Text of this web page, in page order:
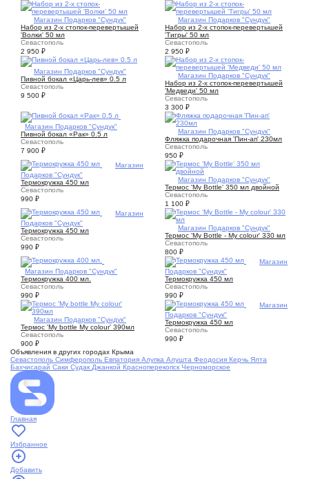
Магазин Подарков "Сундук"
Набор из 2-х стопок-перевертышей
'Волки' 50 мл
Севастополь
2 950 ₽
Магазин Подарков "Сундук"
Набор из 2-х стопок-перевертышей
'Тигры' 50 мл
Севастополь
2 950 ₽
Магазин Подарков "Сундук"
Пивной бокал «Царь-лев» 0.5 л
Севастополь
9 500 ₽
Магазин Подарков "Сундук"
Набор из 2-х стопок-перевертышей
'Медведи' 50 мл
Севастополь
3 300 ₽
Магазин Подарков "Сундук"
Пивной бокал «Рак» 0.5 л
Севастополь
7 900 ₽
Магазин Подарков "Сундук"
Фляжка подарочная 'Пин-ап' 230мл
Севастополь
950 ₽
Магазин
Подарков "Сундук"
Термокружка 450 мл
Севастополь
990 ₽
Магазин Подарков "Сундук"
Термос 'My Bottle' 350 мл двойной
Севастополь
1 100 ₽
Магазин
Подарков "Сундук"
Термокружка 450 мл
Севастополь
990 ₽
Магазин Подарков "Сундук"
Термос 'My Bottle - My colour' 330 мл
Севастополь
800 ₽
Магазин Подарков "Сундук"
Термокружка 400 мл.
Севастополь
990 ₽
Магазин
Подарков "Сундук"
Термокружка 450 мл
Севастополь
990 ₽
Магазин Подарков "Сундук"
Термос 'My bottle My colour' 390мл
Севастополь
900 ₽
Магазин
Подарков "Сундук"
Термокружка 450 мл
Севастополь
990 ₽
Объявления в других городах Крыма
Севастополь Симферополь Евпатория Алупка Алушта Феодосия Керчь Ялта
Бахчисарай Саки Судак Джанкой Красноперекопск Черноморское
Главная
Избранное
Добавить